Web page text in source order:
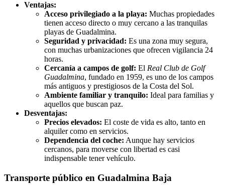
Ventajas:
Acceso privilegiado a la playa: Muchas propiedades
tienen acceso directo o muy cercano a las tranquilas
playas de Guadalmina.
Seguridad y privacidad: Es una zona muy segura,
con muchas urbanizaciones que ofrecen vigilancia 24
horas.
Cercanía a campos de golf: El Real Club de Golf
Guadalmina, fundado en 1959, es uno de los campos
más antiguos y prestigiosos de la Costa del Sol.
Ambiente familiar y tranquilo: Ideal para familias y
aquellos que buscan paz.
Desventajas:
Precios elevados: El coste de vida es alto, tanto en
alquiler como en servicios.
Dependencia del coche: Aunque hay servicios
cercanos, para moverse con libertad es casi
indispensable tener vehículo.
Transporte público en Guadalmina Baja